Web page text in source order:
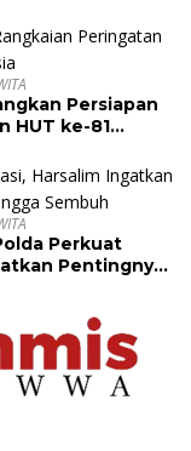
Persiapan
HUT ke-81
Perkuat
Pentingnya